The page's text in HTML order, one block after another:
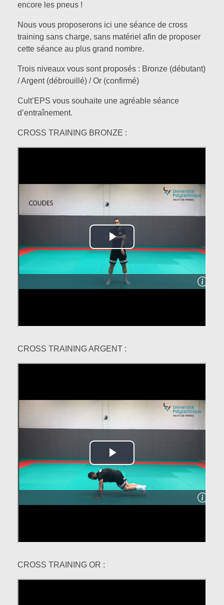
encore les pneus !
Nous vous proposerons ici une séance de cross
training sans charge, sans matériel afin de proposer
cette séance au plus grand nombre.
Trois niveaux vous sont proposés : Bronze (débutant)
/ Argent (débrouillé) / Or (confirmé)
Cult’EPS vous souhaite une agréable séance
d’entraînement.
CROSS TRAINING BRONZE :
CROSS TRAINING ARGENT :
CROSS TRAINING OR :